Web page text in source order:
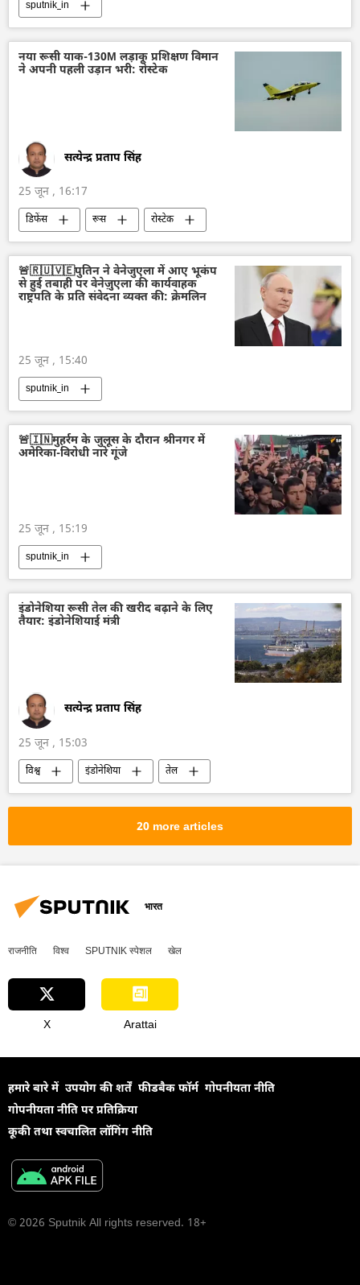
sputnik_in
नया रूसी याक-130M लड़ाकू प्रशिक्षण विमान
ने अपनी पहली उड़ान भरी: रोस्टेक
सत्येन्द्र प्रताप सिंह
25 जून , 16:17
डिफेंस रूस
रोस्टेक
रूस का यूनाइटेड एयरक्राफ्ट कॉरपोरेशन (UAC)
लड़ाकू वाहन
लड़ाकू लेजर प्रणालियाँ
हथियारों की आपूर्ति
मानव रहित वाहन
🚨🇷🇺🇻🇪पुतिन ने वेनेजुएला में आए भूकंप
से हुई तबाही पर वेनेज़ुएला की कार्यवाहक
राष्ट्रपति के प्रति संवेदना व्यक्त की: क्रेमलिन
25 जून , 15:40
sputnik_in
🚨🇮🇳मुहर्रम के जुलूस के दौरान श्रीनगर में
अमेरिका-विरोधी नारे गूंजे
25 जून , 15:19
sputnik_in
इंडोनेशिया रूसी तेल की खरीद बढ़ाने के लिए
तैयार: इंडोनेशियाई मंत्री
सत्येन्द्र प्रताप सिंह
25 जून , 15:03
विश्व इंडोनेशिया
तेल
तेल का आयात
खनिज
ऊर्जा क्षेत्र
20 more articles
भारत
राजनीति विश्व SPUTNIK स्पेशल खेल
X Arattai
हमारे बारे में उपयोग की शर्तें फीडबैक फॉर्म गोपनीयता नीति
गोपनीयता नीति पर प्रतिक्रिया
कूकी तथा स्वचालित लॉगिंग नीति
© 2026 Sputnik All rights reserved. 18+